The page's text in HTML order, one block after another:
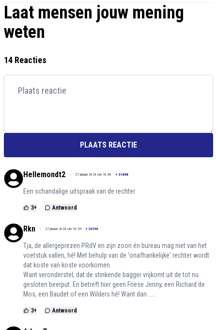
Laat mensen jouw mening
weten
14 Reacties
PLAATS REACTIE
Hellemondt2 27 januari 2024 om 18:48 + 31848
Een schandalige uitspraak van de rechter
3+ Antwoord
Rkn 27 januari 2024 om 18:39 + 20296
Tja, de allergeprezen PRdV en zijn zoon én bureau mag niet van het
voetstuk vallen, hé! Met behulp van de 'onafhankelijke' rechter wordt
dat koste van koste voorkomen.
Want veronderstel, dat de stinkende bagger vrijkomt uit de tot nu
gesloten beerput. En betreft hier geen Friese Jenny, een Richard de
Mos, een Baudet of een Wilders hé! Want dan .....
3+ Antwoord